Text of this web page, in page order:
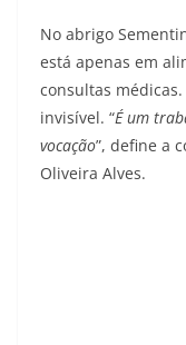
No abrigo
está apenas em
consultas
invisível. “É um
vocação”, define a
Oliveira Alves.